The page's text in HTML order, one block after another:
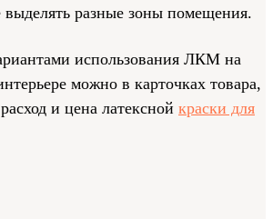
выделять разные зоны помещения.
использования ЛКМ на
можно в карточках товара,
и цена латексной краски для